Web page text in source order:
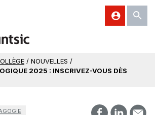
/ NOUVELLES /
2025 : INSCRIVEZ-VOUS DÈS